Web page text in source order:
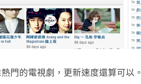
門的電視劇，更新速度還算可以。